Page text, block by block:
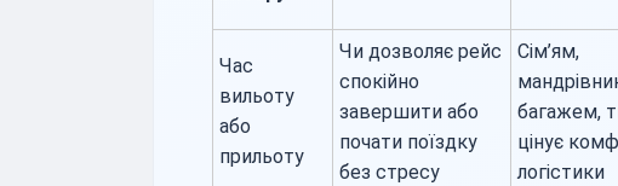
Час
вильоту
або
прильоту
Чи дозволяє рейс
спокійно
завершити або
почати поїздку
без стресу
Сім’ям,
багажем,
цінує
логістики